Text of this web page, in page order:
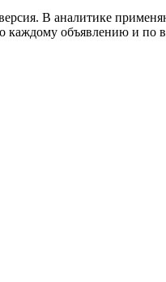
В аналитике
каждому объявлению и по